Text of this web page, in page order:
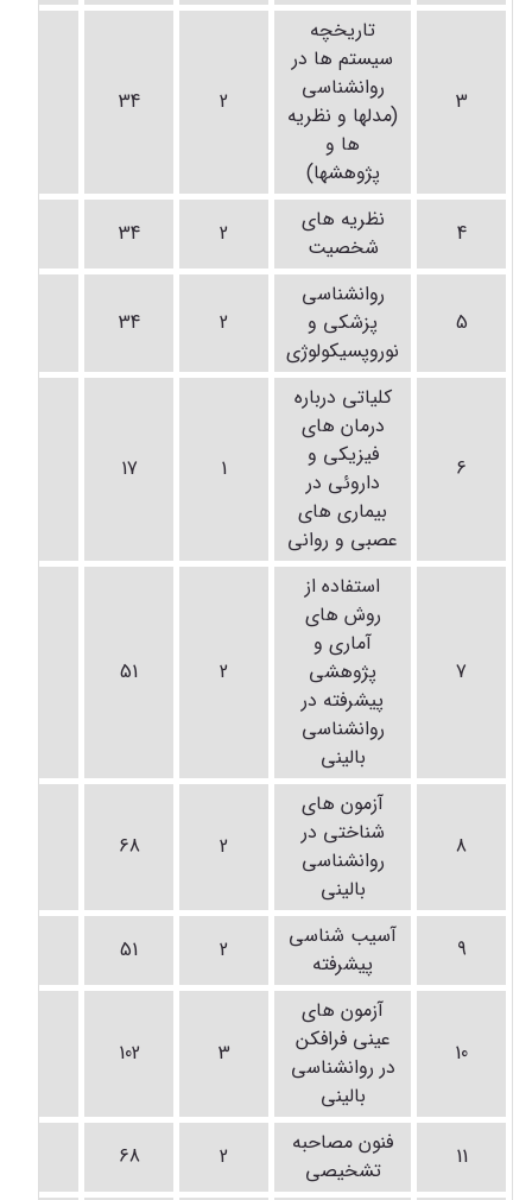
3
تاریخچه
سیستم ها در
روانشناسی
(مدلها و نظریه
ها و
پژوهشها)
2
34
4
نظریه های
شخصیت
2
34
5
روانشناسی
پزشکی و
نوروپسیکولوژی
2
34
6
کلیاتی درباره
درمان های
فیزیکی و
داروئی در
بیماری های
عصبی و روانی
1
17
7
استفاده از
روش های
آماری و
پژوهشی
پیشرفته در
روانشناسی
بالینی
2
51
8
آزمون های
شناختی در
روانشناسی
بالینی
2
68
9
آسیب شناسی
پیشرفته
2
51
10
آزمون های
عینی فرافکن
در روانشناسی
بالینی
3
102
11
فنون مصاحبه
تشخیصی
2
68